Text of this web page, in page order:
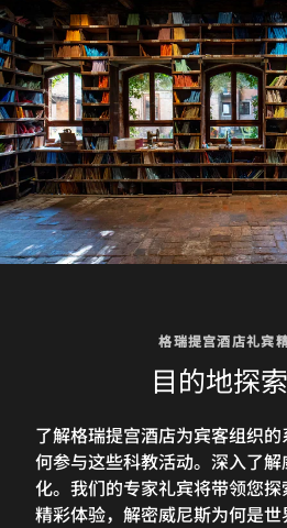
格瑞提宫酒店礼宾
目的地探
了解格瑞提宫酒店为宾客组织
何参与这些科教活动。深入了
化。我们的专家礼宾将带领您
精彩体验，解密威尼斯为何是